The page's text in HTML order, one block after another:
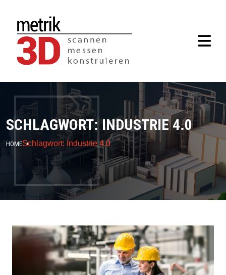
SCHLAGWORT:INDUSTRIE 4.0
HOMESchlagwort: Industrie 4.0